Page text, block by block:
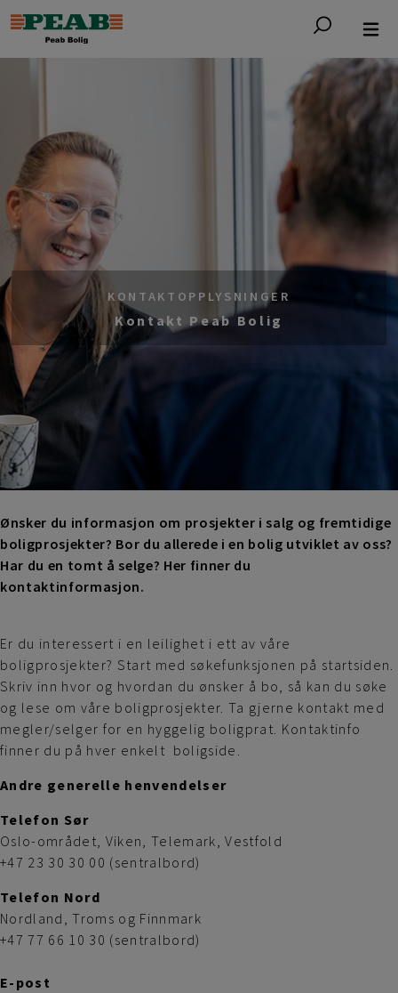
KONTAKTOPPLYSNINGER
Kontakt Peab Bolig
Ønsker du informasjon om prosjekter i salg og fremtidige
boligprosjekter? Bor du allerede i en bolig utviklet av oss?
Har du en tomt å selge? Her finner du
kontaktinformasjon.
Er du interessert i en leilighet i ett av våre
boligprosjekter? Start med søkefunksjonen på startsiden.
Skriv inn hvor og hvordan du ønsker å bo, så kan du søke
og lese om våre boligprosjekter. Ta gjerne kontakt med
megler/selger for en hyggelig boligprat. Kontaktinfo
finner du på hver enkelt boligside.
Andre generelle henvendelser
Telefon Sør
Oslo-området, Viken, Telemark, Vestfold
+47 23 30 30 00 (sentralbord)
Telefon Nord
Nordland, Troms og Finnmark
+47 77 66 10 30 (sentralbord)
E-post